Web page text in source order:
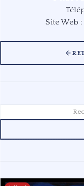
Site Web :